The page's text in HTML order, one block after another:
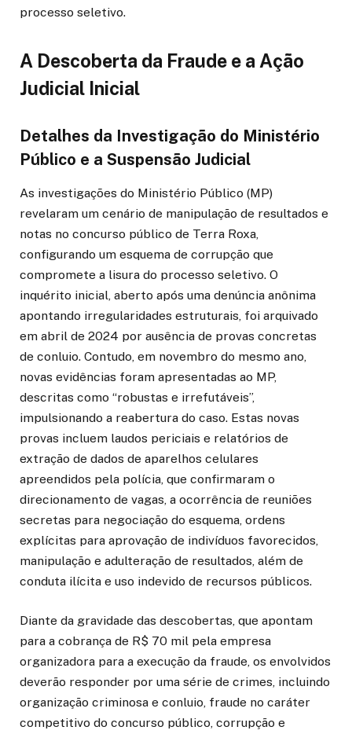
processo seletivo.
A Descoberta da Fraude e a Ação
Judicial Inicial
Detalhes da Investigação do Ministério
Público e a Suspensão Judicial
As investigações do Ministério Público (MP)
revelaram um cenário de manipulação de resultados e
notas no concurso público de Terra Roxa,
configurando um esquema de corrupção que
compromete a lisura do processo seletivo. O
inquérito inicial, aberto após uma denúncia anônima
apontando irregularidades estruturais, foi arquivado
em abril de 2024 por ausência de provas concretas
de conluio. Contudo, em novembro do mesmo ano,
novas evidências foram apresentadas ao MP,
descritas como “robustas e irrefutáveis”,
impulsionando a reabertura do caso. Estas novas
provas incluem laudos periciais e relatórios de
extração de dados de aparelhos celulares
apreendidos pela polícia, que confirmaram o
direcionamento de vagas, a ocorrência de reuniões
secretas para negociação do esquema, ordens
explícitas para aprovação de indivíduos favorecidos,
manipulação e adulteração de resultados, além de
conduta ilícita e uso indevido de recursos públicos.
Diante da gravidade das descobertas, que apontam
para a cobrança de R$ 70 mil pela empresa
organizadora para a execução da fraude, os envolvidos
deverão responder por uma série de crimes, incluindo
organização criminosa e conluio, fraude no caráter
competitivo do concurso público, corrupção e